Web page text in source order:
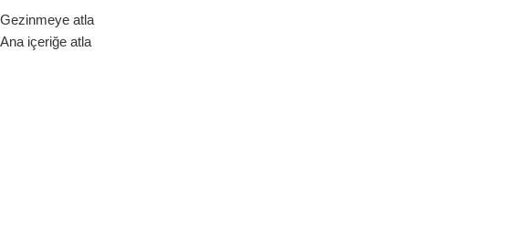
Gezinmeye atla
Ana içeriğe atla